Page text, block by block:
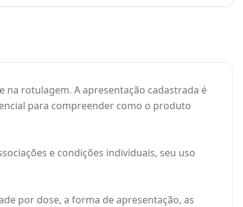
na rotulagem. A apresentação cadastrada é
para compreender como o produto
e condições individuais, seu uso
por dose, a forma de apresentação, as